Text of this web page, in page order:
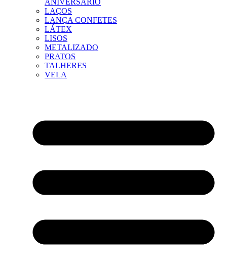
ANIVERSÁRIO
LAÇOS
LANÇA CONFETES
LÁTEX
LISOS
METALIZADO
PRATOS
TALHERES
VELA